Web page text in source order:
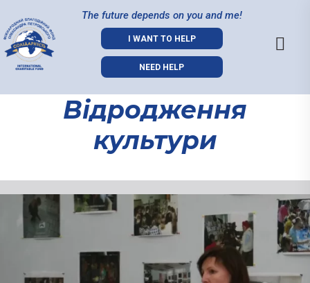
The future depends on you and me!
I WANT TO HELP
NEED HELP
Відродження
культури
Відродження
культури
01.09.2021